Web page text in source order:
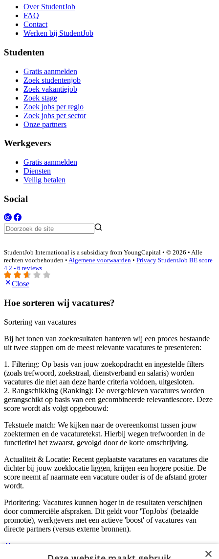
Over StudentJob
FAQ
Contact
Werken bij StudentJob
Studenten
Gratis aanmelden
Zoek studentenjob
Zoek vakantiejob
Zoek stage
Zoek jobs per regio
Zoek jobs per sector
Onze partners
Werkgevers
Gratis aanmelden
Diensten
Veilig betalen
Social
StudentJob International is a subsidiary from YoungCapital • © 2026 • Alle
rechten voorbehouden • Algemene voorwaarden • Privacy StudentJob BE score
4.2 - 6 reviews
Close
Hoe sorteren wij vacatures?
Sortering van vacatures
Bij het tonen van zoekresultaten hanteren wij een proces bestaande
uit twee stappen om de meest relevante vacatures te presenteren:
1. Filtering: Op basis van jouw zoekopdracht en ingestelde filters
(zoals trefwoord, zoekstraal, dienstverband en salaris) worden
vacatures die niet aan deze harde criteria voldoen, uitgesloten.
2. Rangschikking (Ranking): De overgebleven vacatures worden
gerangschikt op basis van een gecombineerde relevantiescore. Deze
score wordt als volgt opgebouwd:
Tekstuele match: We kijken naar de overeenkomst tussen jouw
zoektermen en de vacaturetekst. Hierbij wegen trefwoorden in de
functietitel het zwaarst, gevolgd door de korte omschrijving.
Actualiteit & Locatie: Recent geplaatste vacatures en vacatures die
dichter bij jouw zoeklocatie liggen, krijgen een hogere positie. De
score neemt af naarmate een vacature ouder is of de afstand groter
wordt.
Prioritering: Vacatures kunnen hoger in de resultaten verschijnen
door commerciële afspraken. Dit geldt voor 'TopJobs' (betaalde
promotie), werkgevers met een actieve 'boost' of vacatures van
directe partners (versus externe bronnen).
×